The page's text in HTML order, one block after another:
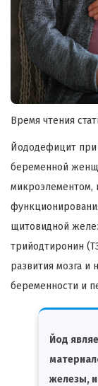
Время чтения
Йододефицит при
беременной
микроэлементом,
щитовидной
трийодтиронин
развития мозга и
беременности и
Йод
железы,